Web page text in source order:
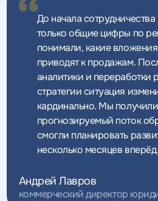
До начала
только общие цифры по
понимали, какие
приводят к продажам.
аналитики и переработки
стратегии ситуация
кардинально. Мы получили
прогнозируемый поток
смогли планировать
несколько месяцев вперёд.
Андрей Лавров
коммерческий директор